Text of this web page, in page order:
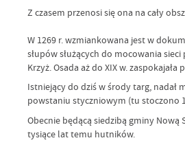
Z czasem przenosi się ona na cały
W 1269 r. wzmiankowana jest w
słupów służących do mocowania
Krzyż. Osada aż do XIX w.
Istniejący do dziś w środy targ, nadał
powstaniu styczniowym (tu stoczono
Obecnie będącą siedzibą gminy
tysiące lat temu hutników.